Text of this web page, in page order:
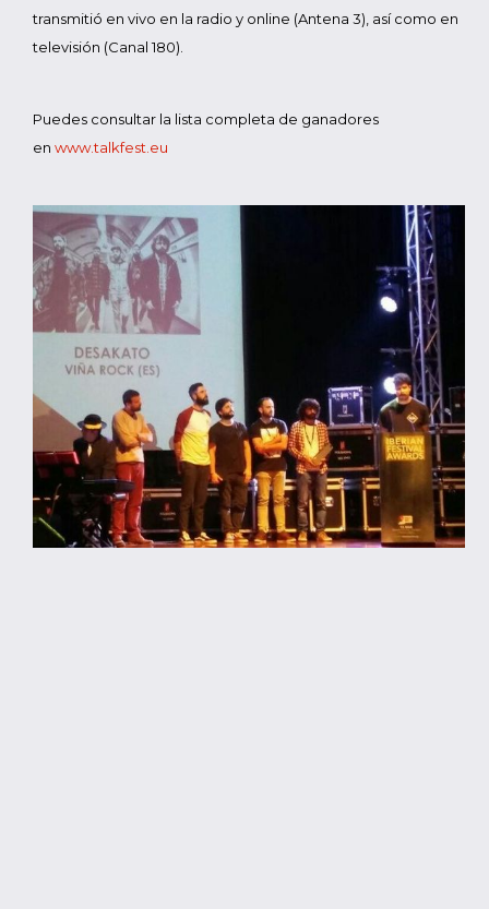
transmitió en vivo en la radio y online (Antena 3), así como en
televisión (Canal 180).
Puedes consultar la lista completa de ganadores
en www.talkfest.eu